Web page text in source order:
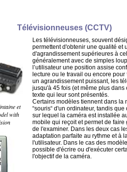
Télévisionneuses (CCTV)
Les télévisionneuses, souvent
permettent d'obtenir une qualité et
d'agrandissement supérieures à
généralement avec de simples
l’utilisateur une position assise
lecture ou le travail ou encore
un agrandissement puissant, les
jusqu'à 45 fois (et même plus
texte qui leur sont présentés.
Certains modèles tiennent dans la
“souris“ d'un ordinateur, tandis
sur lequel la caméra est installée
mobile qui reçoit et permet de
de l'examiner. Dans les deux cas
adaptation parfaite au rythme et à
l'utilisateur. Dans le cas des
possible d'écrire ou d'exécuter
l'objectif de la caméra.
et
with